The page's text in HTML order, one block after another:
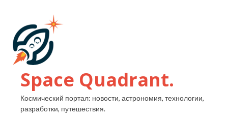
Space Quadrant.
Космический портал: новости, астрономия, технологии,
разработки, путешествия.